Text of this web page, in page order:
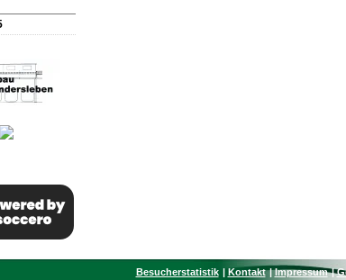
Besucherstatistik Kontakt Impressum